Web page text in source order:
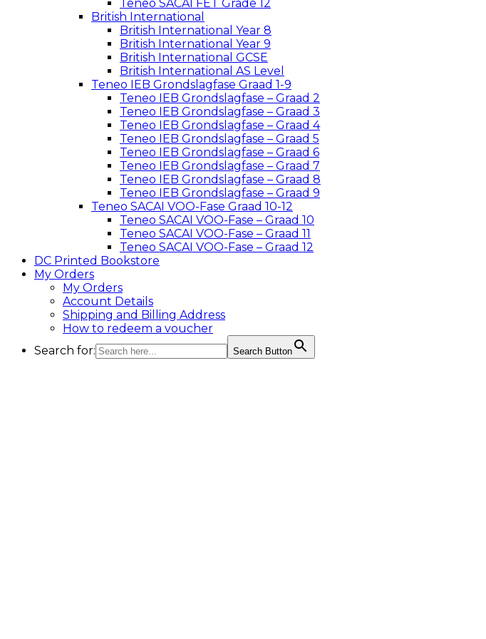
Teneo SACAI FET Grade 12
British International
British International Year 8
British International Year 9
British International GCSE
British International AS Level
Teneo IEB Grondslagfase Graad 1-9
Teneo IEB Grondslagfase – Graad 2
Teneo IEB Grondslagfase – Graad 3
Teneo IEB Grondslagfase – Graad 4
Teneo IEB Grondslagfase – Graad 5
Teneo IEB Grondslagfase – Graad 6
Teneo IEB Grondslagfase – Graad 7
Teneo IEB Grondslagfase – Graad 8
Teneo IEB Grondslagfase – Graad 9
Teneo SACAI VOO-Fase Graad 10-12
Teneo SACAI VOO-Fase – Graad 10
Teneo SACAI VOO-Fase – Graad 11
Teneo SACAI VOO-Fase – Graad 12
DC Printed Bookstore
My Orders
My Orders
Account Details
Shipping and Billing Address
How to redeem a voucher
Search for:
Search Button